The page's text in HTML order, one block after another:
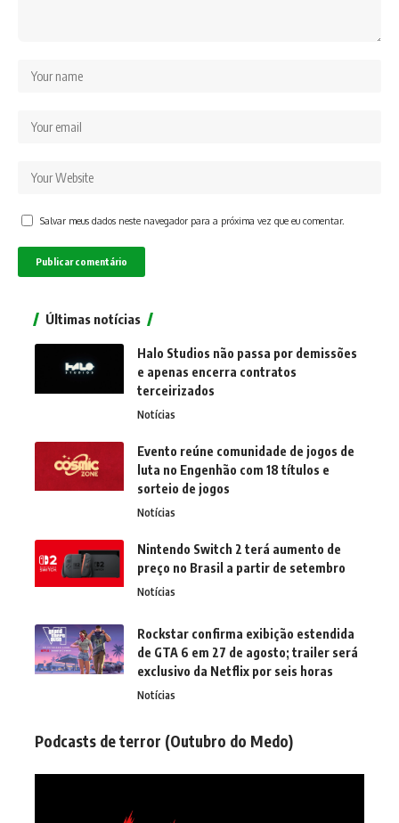
Salvar meus dados neste navegador para a próxima vez que eu comentar.
Últimas notícias
Halo Studios não passa por demissões
e apenas encerra contratos
terceirizados
Notícias
Evento reúne comunidade de jogos de
luta no Engenhão com 18 títulos e
sorteio de jogos
Notícias
Nintendo Switch 2 terá aumento de
preço no Brasil a partir de setembro
Notícias
Rockstar confirma exibição estendida
de GTA 6 em 27 de agosto; trailer será
exclusivo da Netflix por seis horas
Notícias
Podcasts de terror (Outubro do Medo)